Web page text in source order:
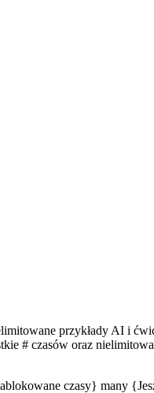
przykłady AI i
# czasów oraz
czasy} many